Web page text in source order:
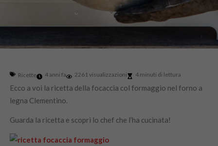
Ecco a voi la ricetta della focaccia col formaggio nel forno a
legna Clementino.
Guarda la ricetta e scopri lo chef che l’ha cucinata!
Ricette 4 anni fa 2261 visualizzazioni 4 minuti di lettura